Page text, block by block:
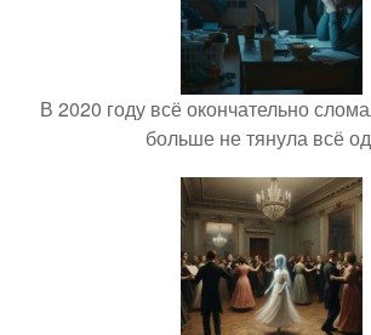
В 2020 году всё окончательно
больше не тянула всё